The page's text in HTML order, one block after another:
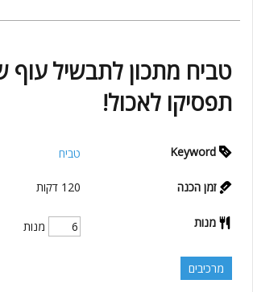
טביח מתכון לתבשיל עוף
תפסיקו לאכול!
Keyword טביח
זמן הכנה 120 דקות
מנות מנות
מרכיבים